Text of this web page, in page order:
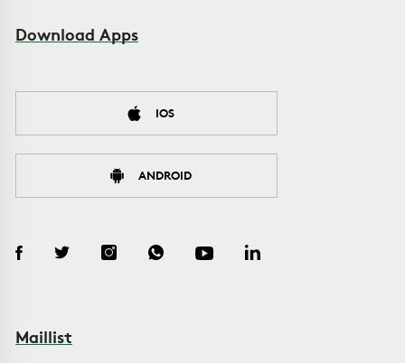
Download Apps
IOS
ANDROID
Maillist